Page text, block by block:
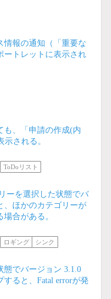
情報の通知（「重要な
ートレットに表示され
も、「申請の作成(内
される。
ToDoリスト
ーを選択した状態でバ
、ほかのカテゴリーが
合がある。
ロギング シンク
態でバージョン 3.1.0
すると、Fatal errorが発